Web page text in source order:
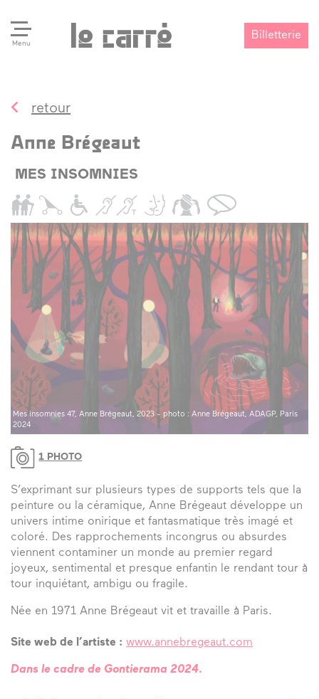
Menu
Billetterie
retour
Anne Brégeaut
MES INSOMNIES
Mes insomnies 47, Anne Brégeaut, 2023 - photo : Anne Brégeaut, ADAGP, Paris
2024
1 PHOTO
S’exprimant sur plusieurs types de supports tels que la
peinture ou la céramique, Anne Brégeaut développe un
univers intime onirique et fantasmatique très imagé et
coloré. Des rapprochements incongrus ou absurdes
viennent contaminer un monde au premier regard
joyeux, sentimental et presque enfantin le rendant tour à
tour inquiétant, ambigu ou fragile.
Née en 1971 Anne Brégeaut vit et travaille à Paris.
Site web de l’artiste : www.annebregeaut.com
Dans le cadre de Gontierama 2024.